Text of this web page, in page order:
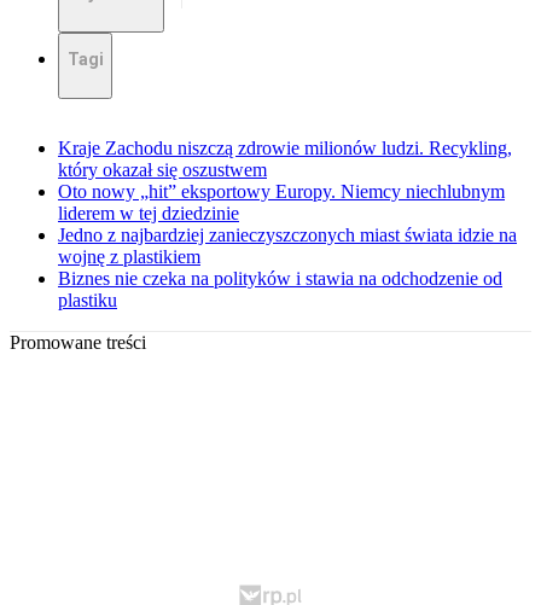
Tagi
Kraje Zachodu niszczą zdrowie milionów ludzi. Recykling,
który okazał się oszustwem
Oto nowy „hit” eksportowy Europy. Niemcy niechlubnym
liderem w tej dziedzinie
Jedno z najbardziej zanieczyszczonych miast świata idzie na
wojnę z plastikiem
Biznes nie czeka na polityków i stawia na odchodzenie od
plastiku
Promowane treści